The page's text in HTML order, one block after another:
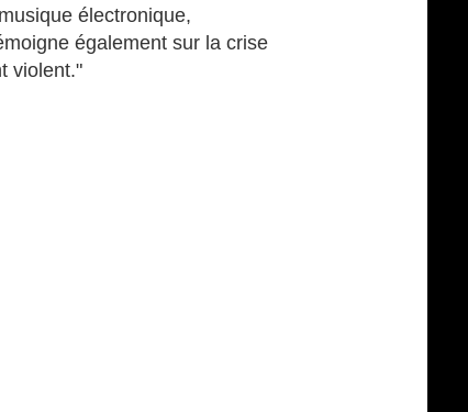
électronique,
également sur la crise
violent."